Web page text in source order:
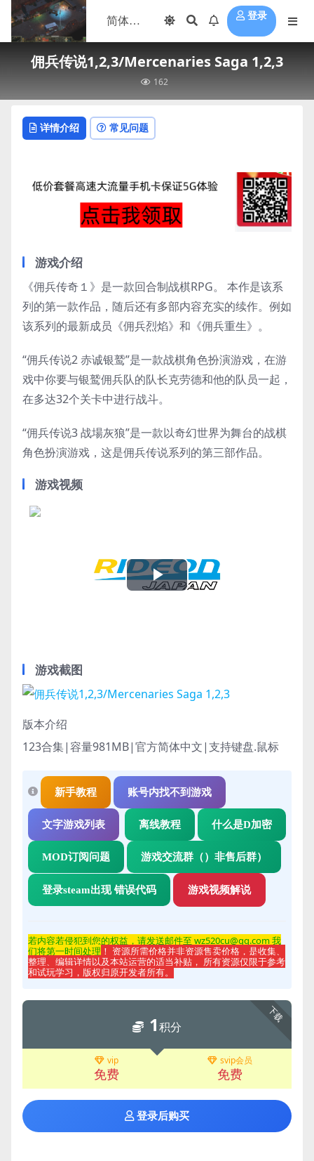
登录
佣兵传说1,2,3/Mercenaries Saga 1,2,3
162
详情介绍 常见问题
游戏介绍
《佣兵传奇１》是一款回合制战棋RPG。 本作是该系
列的第一款作品，随后还有多部内容充实的续作。例如
该系列的最新成员《佣兵烈焰》和《佣兵重生》。
“佣兵传说2 赤诚银鹫”是一款战棋角色扮演游戏，在游
戏中你要与银鹫佣兵队的队长克劳德和他的队员一起，
在多达32个关卡中进行战斗。
“佣兵传说3 战場灰狼”是一款以奇幻世界为舞台的战棋
角色扮演游戏，这是佣兵传说系列的第三部作品。
游戏视频
Play
游戏截图
版本介绍
123合集|容量981MB|官方简体中文|支持键盘.鼠标
新手教程 账号内找不到游戏
文字游戏列表 离线教程 什么是D加密
MOD订阅问题 游戏交流群（）非售后群）
登录steam出现 错误代码 游戏视频解说
若内容若侵犯到您的权益，请发送邮件至 wz520cu@qq.com 我
们将第一时间处理 ！ 资源所需价格并非资源售卖价格，是收集、
整理、编辑详情以及本站运营的适当补贴， 所有资源仅限于参考
和试玩学习，版权归原开发者所有。
下载
1积分
vip
免费
svip会员
免费
登录后购买